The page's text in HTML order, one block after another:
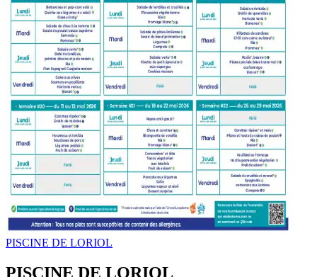
PISCINE DE LORIOL
PISCINE DE LORIOL